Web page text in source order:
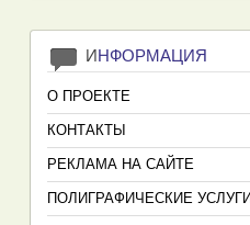
ИНФОРМАЦИЯ
О ПРОЕКТЕ
КОНТАКТЫ
РЕКЛАМА НА САЙТЕ
ПОЛИГРАФИЧЕСКИЕ УСЛУГИ